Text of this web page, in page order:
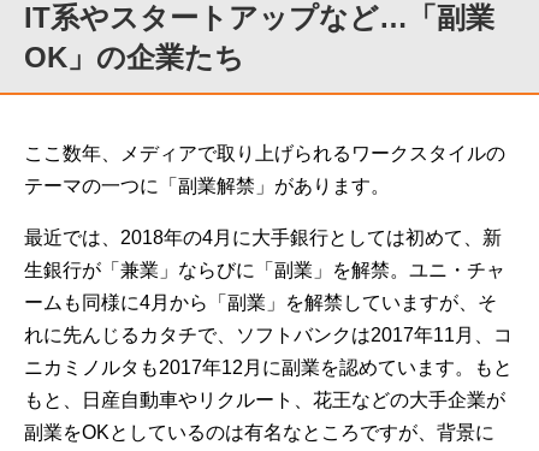
IT系やスタートアップなど…「副業
OK」の企業たち
ここ数年、メディアで取り上げられるワークスタイルの
テーマの一つに「副業解禁」があります。
最近では、2018年の4月に大手銀行としては初めて、新
生銀行が「兼業」ならびに「副業」を解禁。ユニ・チャ
ームも同様に4月から「副業」を解禁していますが、そ
れに先んじるカタチで、ソフトバンクは2017年11月、コ
ニカミノルタも2017年12月に副業を認めています。もと
もと、日産自動車やリクルート、花王などの大手企業が
副業をOKとしているのは有名なところですが、背景に